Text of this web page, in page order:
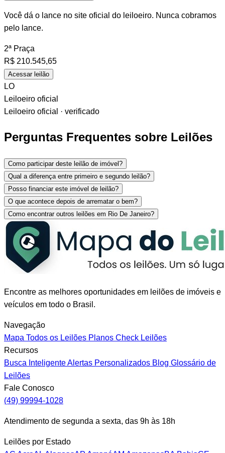
Você dá o lance no site oficial do leiloeiro. Nunca cobramos
pelo lance.
2ª Praça
R$ 210.545,65
Acessar leilão
LO
Leiloeiro oficial
Leiloeiro oficial · verificado
Perguntas Frequentes sobre Leilões
Como participar deste leilão de imóvel?
Qual a diferença entre primeiro e segundo leilão?
Posso financiar este imóvel de leilão?
O que acontece depois de arrematar o bem?
Como encontrar outros leilões em Rio De Janeiro?
Encontre as melhores oportunidades em leilões de imóveis e
veículos em todo o Brasil.
Navegação
Mapa Todos os Leilões Planos Check Leilões
Recursos
Busca InteligenteAlertas Personalizados Blog Glossário de
Leilões
Fale Conosco
(49) 99994-1028
Atendimento de segunda a sexta, das 9h às 18h
Leilões por Estado